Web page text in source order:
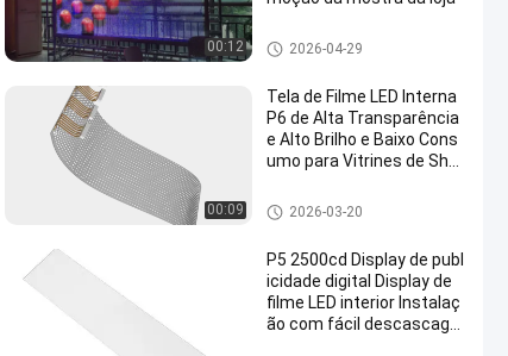
00:12 Tela de filme transparente LED
2026-04-29
00:09
Tela de Filme LED Interna
P6 de Alta Transparência
e Alto Brilho e Baixo Cons
umo para Vitrines de Sho
Tela de filme transparente LED
2026-03-20
P5 2500cd Display de publ
icidade digital Display de
filme LED interior Instalaç
ão com fácil descascage